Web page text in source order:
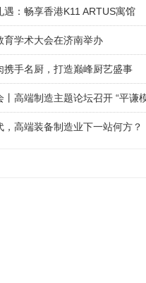
遇：畅享香港K11 ARTUS寓馆
育学术大会在济南举办
携手名厨，打造巅峰厨艺盛事
丨高端制造主题论坛召开 “平谦
，高端装备制造业下一站何方？